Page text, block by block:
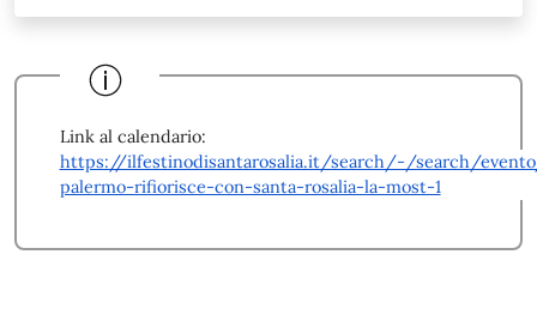
Link al calendario:
https://ilfestinodisantarosalia.it/search/-/search/
palermo-rifiorisce-con-santa-rosalia-la-most-1